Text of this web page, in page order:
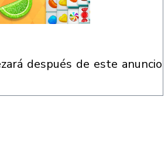
después de este anuncio